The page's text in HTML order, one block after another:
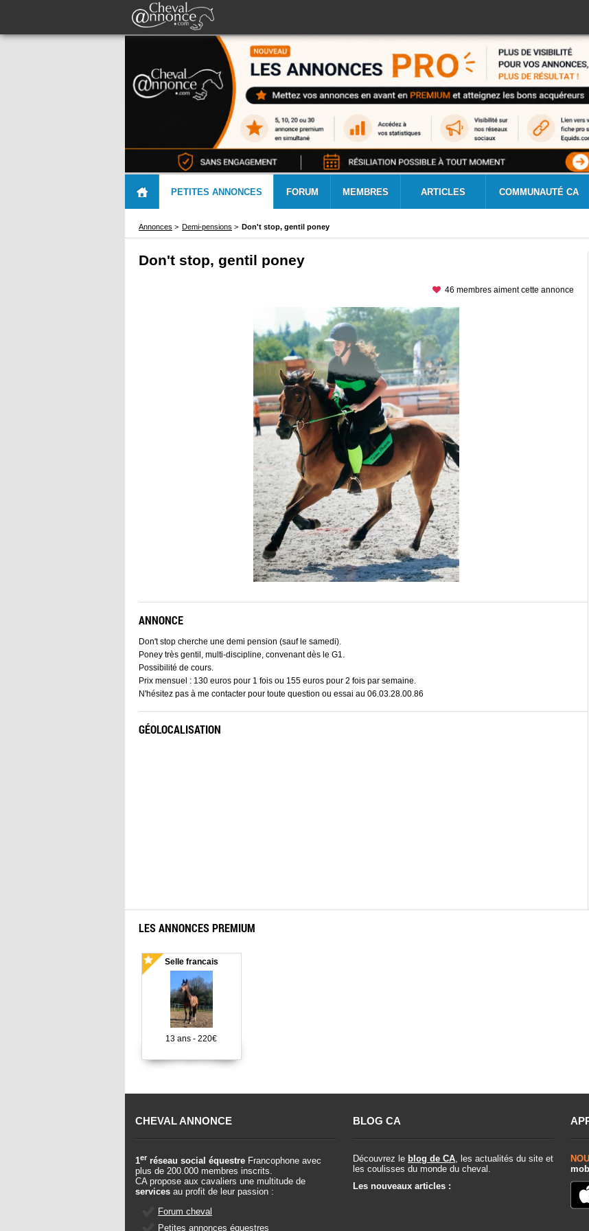
PETITES ANNONCES FORUM MEMBRES ARTICLES COMMUNAUTÉ CA
Annonces > Demi-pensions > Don't stop, gentil poney
Don't stop, gentil poney
46 membres aiment cette annonce
ANNONCE
Don't stop cherche une demi pension (sauf le samedi).
Poney très gentil, multi-discipline, convenant dès le G1.
Possibilité de cours.
Prix mensuel : 130 euros pour 1 fois ou 155 euros pour 2 fois par semaine.
N'hésitez pas à me contacter pour toute question ou essai au 06.03.28.00.86
GÉOLOCALISATION
LES ANNONCES PREMIUM
Selle francais
13 ans - 220€
CHEVAL ANNONCE
1er réseau social équestre Francophone avec
plus de 200.000 membres inscrits.
CA propose aux cavaliers une multitude de
services au profit de leur passion :
Forum cheval
Petites annonces équestres
BLOG CA
Découvrez le blog de CA , les actualités du site et
les coulisses du monde du cheval.
Les nouveaux articles :